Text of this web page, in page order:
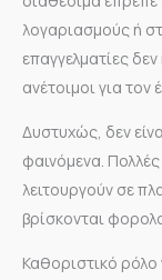
λογαριασμούς ή
επαγγελματίες
ανέτοιμοι για τον
Δυστυχώς, δεν
φαινόμενα.
λειτουργούν σε
βρίσκονται
Καθοριστικό ρόλο